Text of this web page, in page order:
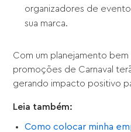
organizadores de
sua marca.
Com um planejamento bem
promoções de Carnaval
gerando impacto positivo
Leia também:
Como colocar minha